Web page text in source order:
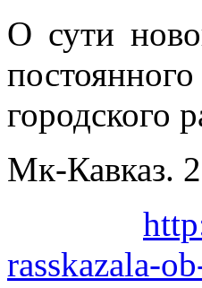
О сути
городского
Мк-Кавказ.
rasskazala-